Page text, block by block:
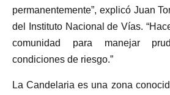
permanentemente”, explicó Juan
del Instituto Nacional de Vías.
comunidad para manejar
condiciones de riesgo.”
La Candelaria es una zona